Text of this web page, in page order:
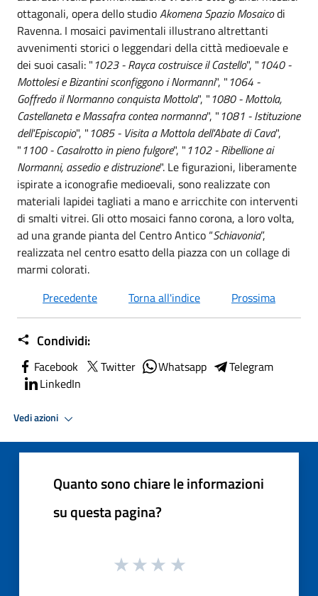
ottagonali, opera dello studioAkomena Spazio Mosaicodi
Ravenna. I mosaici pavimentali illustrano altrettanti
avvenimenti storici o leggendari della città medioevale e
dei suoi casali: "1023 - Rayca costruisce il Castello", "1040 -
Mottolesi e Bizantini sconfiggono i Normanni", "1064 -
Goffredo il Normanno conquista Mottola", "1080 - Mottola,
Castellaneta e Massafra contea normanna", "1081 - Istituzione
dell'Episcopio", "1085 - Visita a Mottola dell'Abate di Cava",
"1100 - Casalrotto in pieno fulgore", "1102 - Ribellione ai
Normanni, assedio e distruzione". Le figurazioni, liberamente
ispirate a iconografie medioevali, sono realizzate con
materiali lapidei tagliati a mano e arricchite con interventi
di smalti vitrei. Gli otto mosaici fanno corona, a loro volta,
ad una grande pianta del Centro Antico “Schiavonia”,
realizzata nel centro esatto della piazza con un collage di
marmi colorati.
Precedente
Torna all'indice Prossima
Condividi:
Facebook Twitter Whatsapp
Telegram
LinkedIn
Vedi azioni
Quanto sono chiare le informazioni
su questa pagina?